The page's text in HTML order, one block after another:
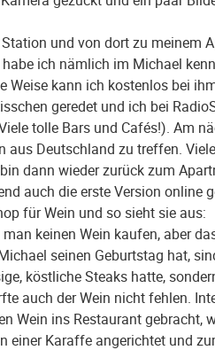
und von dort zu meinem
ich nämlich im Michael
Weise kann ich kostenlos bei
geredet und ich bei
tolle Bars und Cafés!). Am
aus Deutschland zu treffen.
dann wieder zurück zum
auch die erste Version online
für Wein und so sieht sie aus:
keinen Wein kaufen, aber
seinen Geburtstag hat,
köstliche Steaks hatte,
auch der Wein nicht fehlen.
Wein ins Restaurant gebracht,
einer Karaffe angerichtet und